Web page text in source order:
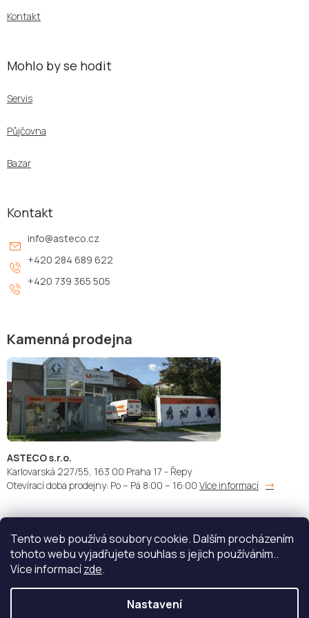
Tento web používá soubory cookie. Dalším procházením
tohoto webu vyjadřujete souhlas s jejich používáním..
Více informacízde.
Nastavení
Kontakt
Mohlo by se hodit
Servis
Půjčovna
Bazar
Kontakt
info@asteco.cz
+420 284 689 622
+420 739 365 505
Kamenná prodejna
ASTECO s.r.o.
Karlovarská 227/55, 163 00 Praha 17 - Řepy
Otevírací doba prodejny: Po – Pá 8:00 – 16:00 Více informací
Doprava: Platba:
STŘÍKACÍ TECHNIKA - ASTECO s.r.o.